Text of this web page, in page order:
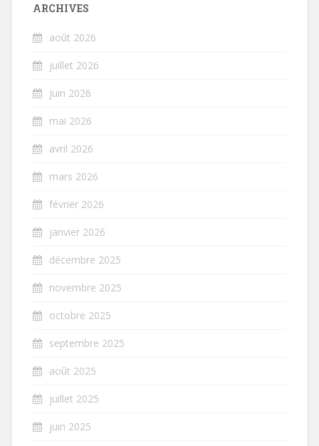
ARCHIVES
août 2026
juillet 2026
juin 2026
mai 2026
avril 2026
mars 2026
février 2026
janvier 2026
décembre 2025
novembre 2025
octobre 2025
septembre 2025
août 2025
juillet 2025
juin 2025